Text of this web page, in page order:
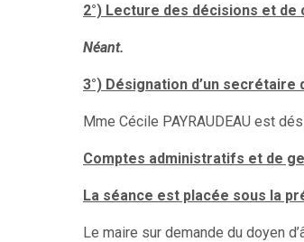
2°) Lecture des décisions et de
Néant.
3°) Désignation d’un secrétaire
Mme Cécile PAYRAUDEAU est
Comptes administratifs et de
La séance est placée sous la
Le maire sur demande du doyen